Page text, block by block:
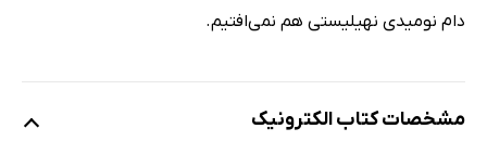
دام نومیدی نهیلیستی هم نمی‌افتیم.
مشخصات کتاب الکترونیک